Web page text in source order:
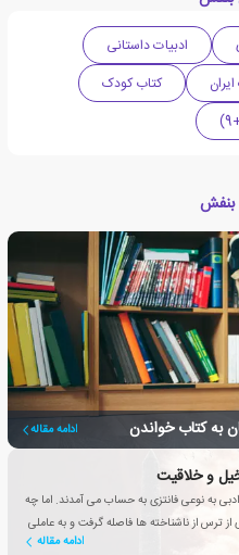
ادبیات داستانی
کتاب کودک
بنفش
به کتاب خواندن ادامه مقاله
و خلاقیت
ادبی به نوعی فانتزی به حساب می آمدند. اما چه
از ترس از ناشناخته ها فاصله گرفت و به عاملی
ادامه مقاله